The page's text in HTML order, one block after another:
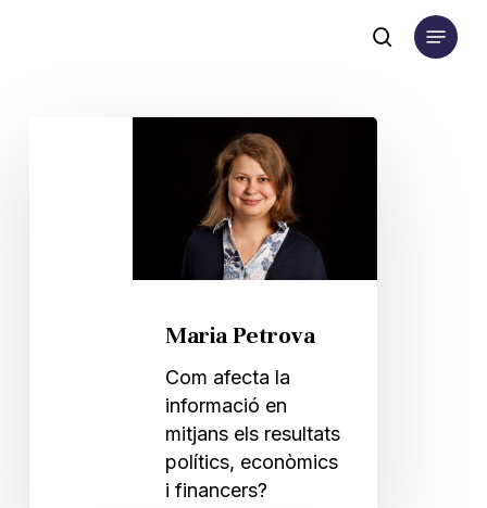
search
Menu
Maria Petrova
Com afecta la
informació en
mitjans els resultats
polítics, econòmics
i financers?